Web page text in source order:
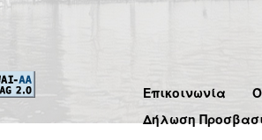
Επικοινωνία
Δήλωση